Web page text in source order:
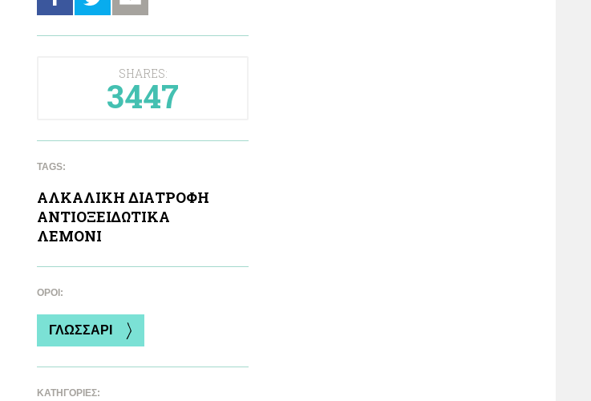
SHARES:
3447
TAGS:
ΑΛΚΑΛΙΚΗ ΔΙΑΤΡΟΦΗ
ΑΝΤΙΟΞΕΙΔΩΤΙΚA
ΛΕΜΟΝΙ
ΌΡΟΙ:
ΓΛΩΣΣΑΡΙ
ΚΑΤΗΓΟΡΙΕΣ: